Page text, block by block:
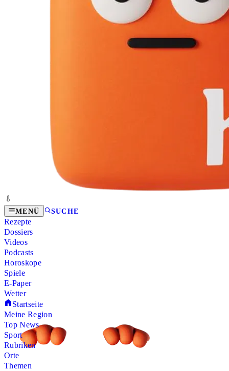
MENÜ SUCHE
Rezepte
Dossiers
Videos
Podcasts
Horoskope
Spiele
E-Paper
Wetter
Startseite
Meine Region
Top News
Sport
Rubriken
Orte
Themen